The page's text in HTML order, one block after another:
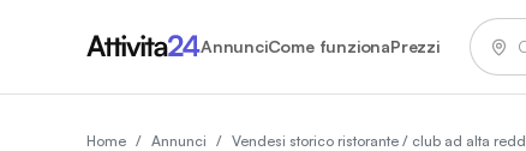
AnnunciCome funzionaPrezzi
Home / Annunci / Vendesi storico ristorante / club ad alta